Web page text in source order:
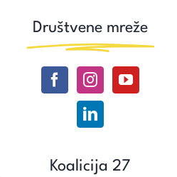
Društvene mreže
Koalicija 27